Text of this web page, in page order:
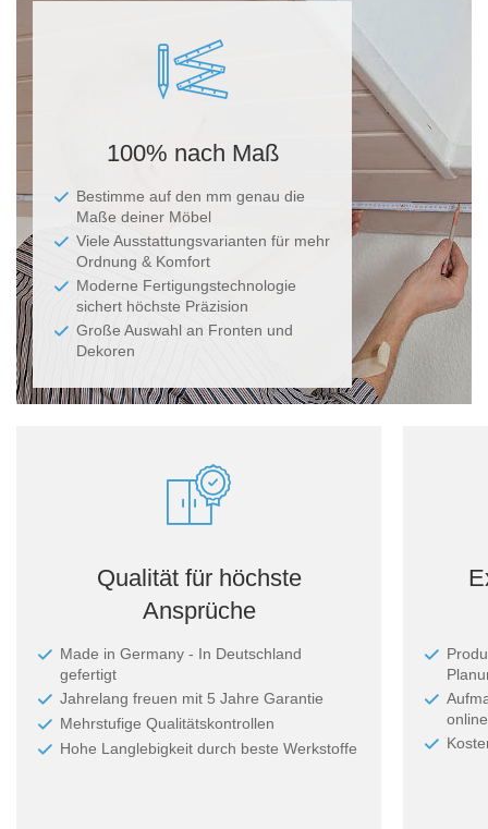
100% nach Maß
Bestimme auf den mm genau die
Maße deiner Möbel
Viele Ausstattungsvarianten für mehr
Ordnung & Komfort
Moderne Fertigungstechnologie
sichert höchste Präzision
Große Auswahl an Fronten und
Dekoren
Qualität für höchste
Ansprüche
Made in Germany - In Deutschland
gefertigt
Jahrelang freuen mit 5 Jahre Garantie
Mehrstufige Qualitätskontrollen
Hohe Langlebigkeit durch beste Werkstoffe